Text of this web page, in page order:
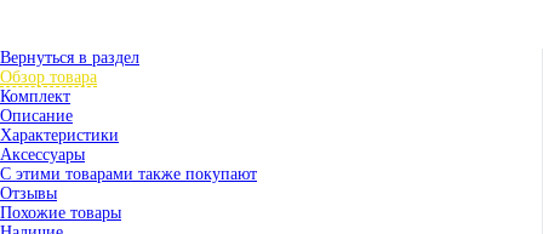
Вернуться в раздел
Обзор товара
Комплект
Описание
Характеристики
Аксессуары
С этими товарами также покупают
Отзывы
Похожие товары